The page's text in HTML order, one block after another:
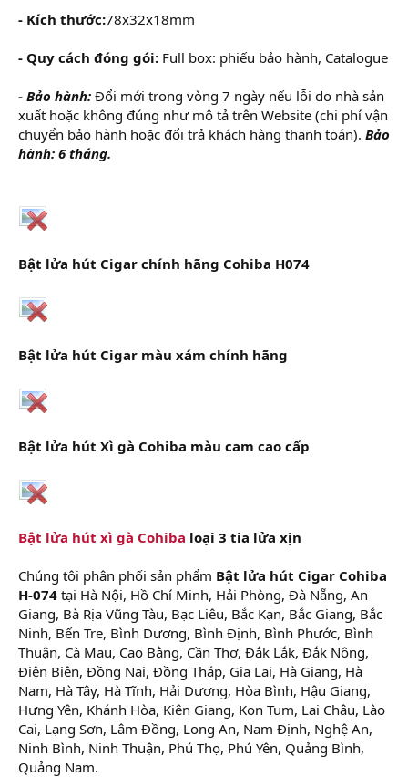
- Kích thước:78x32x18mm
- Quy cách đóng gói: Full box: phiếu bảo hành, Catalogue
- Bảo hành: Đổi mới trong vòng 7 ngày nếu lỗi do nhà sản
xuất hoặc không đúng như mô tả trên Website (chi phí vận
chuyển bảo hành hoặc đổi trả khách hàng thanh toán). Bảo
hành: 6 tháng.
Bật lửa hút Cigar chính hãng Cohiba H074
Bật lửa hút Cigar màu xám chính hãng
Bật lửa hút Xì gà Cohiba màu cam cao cấp
Bật lửa hút xì gà Cohiba loại 3 tia lửa xịn
Chúng tôi phân phối sản phẩm Bật lửa hút Cigar Cohiba
H-074 tại Hà Nội, Hồ Chí Minh, Hải Phòng, Đà Nẵng, An
Giang, Bà Rịa Vũng Tàu, Bạc Liêu, Bắc Kạn, Bắc Giang, Bắc
Ninh, Bến Tre, Bình Dương, Bình Định, Bình Phước, Bình
Thuận, Cà Mau, Cao Bằng, Cần Thơ, Đắk Lắk, Đắk Nông,
Điện Biên, Đồng Nai, Đồng Tháp, Gia Lai, Hà Giang, Hà
Nam, Hà Tây, Hà Tĩnh, Hải Dương, Hòa Bình, Hậu Giang,
Hưng Yên, Khánh Hòa, Kiên Giang, Kon Tum, Lai Châu, Lào
Cai, Lạng Sơn, Lâm Đồng, Long An, Nam Định, Nghệ An,
Ninh Bình, Ninh Thuận, Phú Thọ, Phú Yên, Quảng Bình,
Quảng Nam.